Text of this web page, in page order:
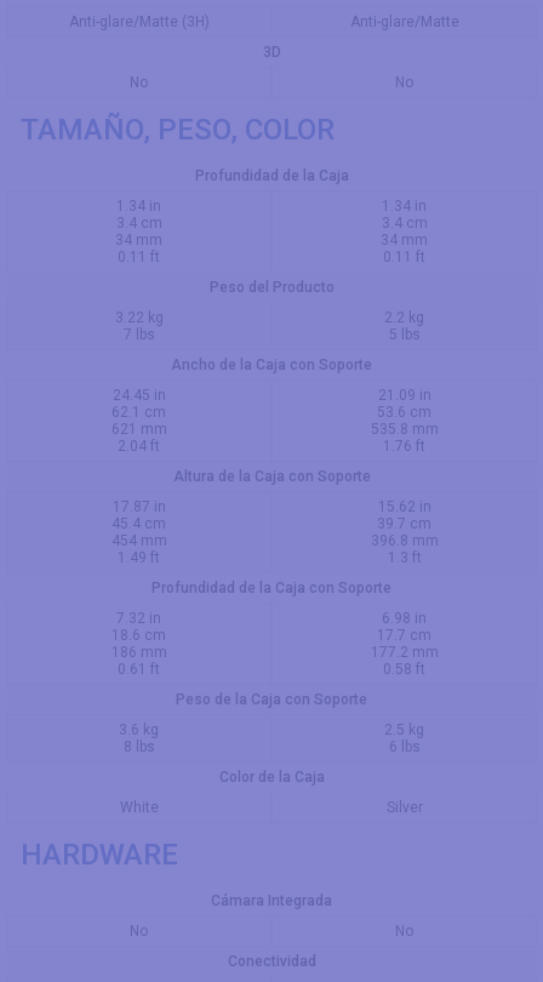
Anti-glare/Matte (3H)
Anti-glare/Matte
3D
No
No
TAMAÑO, PESO, COLOR
Profundidad de la Caja
1.34 in
3.4 cm
34 mm
0.11 ft
1.34 in
3.4 cm
34 mm
0.11 ft
Peso del Producto
3.22 kg
7 lbs
2.2 kg
5 lbs
Ancho de la Caja con Soporte
24.45 in
62.1 cm
621 mm
2.04 ft
21.09 in
53.6 cm
535.8 mm
1.76 ft
Altura de la Caja con Soporte
17.87 in
45.4 cm
454 mm
1.49 ft
15.62 in
39.7 cm
396.8 mm
1.3 ft
Profundidad de la Caja con Soporte
7.32 in
18.6 cm
186 mm
0.61 ft
6.98 in
17.7 cm
177.2 mm
0.58 ft
Peso de la Caja con Soporte
3.6 kg
8 lbs
2.5 kg
6 lbs
Color de la Caja
White
Silver
HARDWARE
Cámara Integrada
No
No
Conectividad